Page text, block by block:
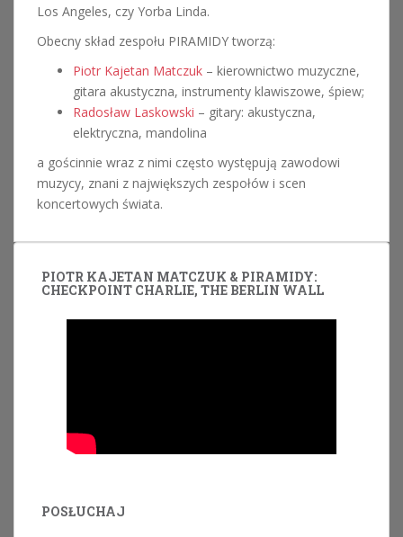
Los Angeles, czy Yorba Linda.
Obecny skład zespołu PIRAMIDY tworzą:
Piotr Kajetan Matczuk – kierownictwo muzyczne,
gitara akustyczna, instrumenty klawiszowe, śpiew;
Radosław Laskowski – gitary: akustyczna,
elektryczna, mandolina
a gościnnie wraz z nimi często występują zawodowi
muzycy, znani z największych zespołów i scen
koncertowych świata.
PIOTR KAJETAN MATCZUK & PIRAMIDY:
CHECKPOINT CHARLIE, THE BERLIN WALL
POSŁUCHAJ